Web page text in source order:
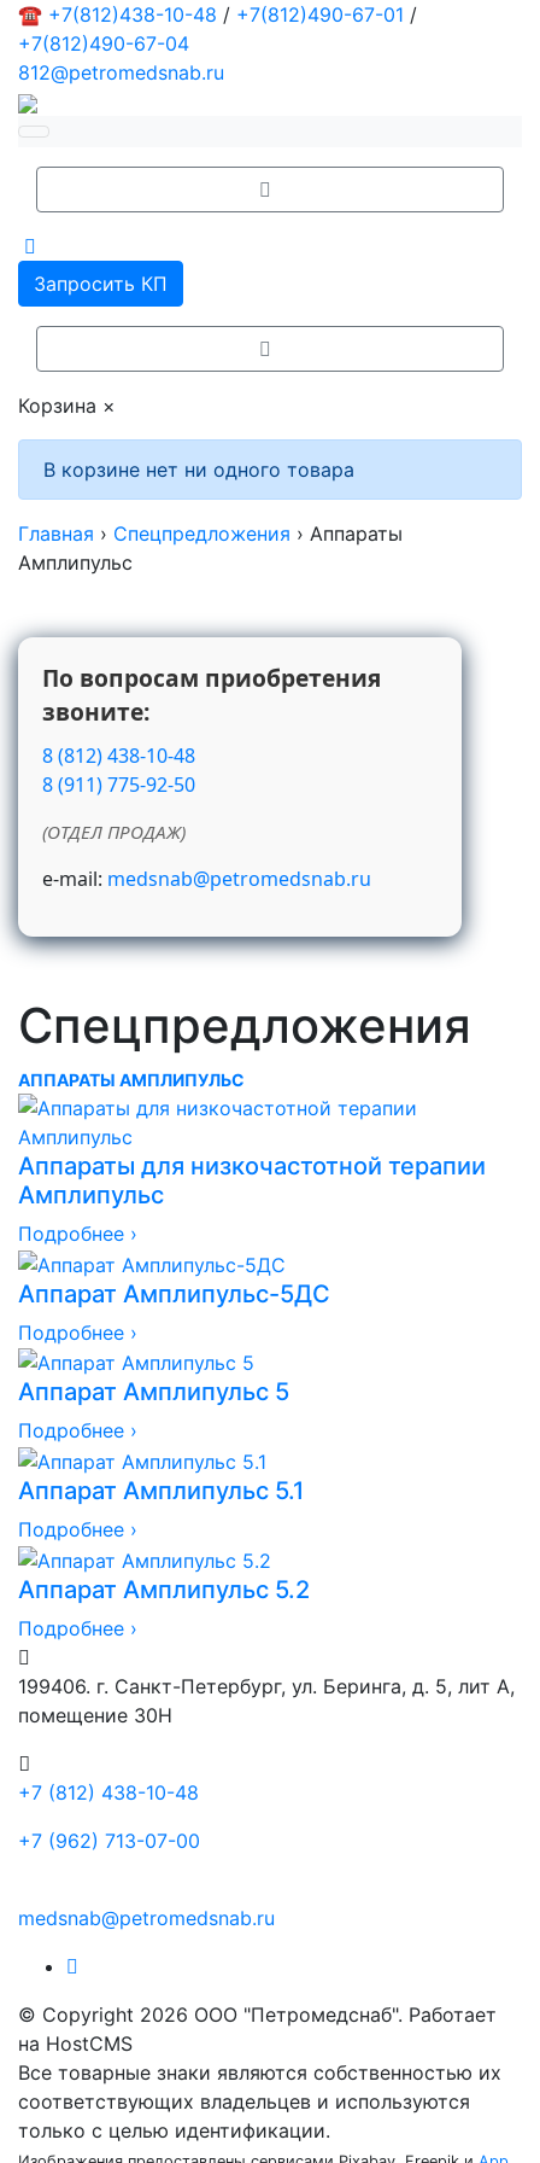
☎ +7(812)438-10-48 / +7(812)490-67-01 /
+7(812)490-67-04
812@petromedsnab.ru
Запросить КП
Корзина ×
В корзине нет ни одного товара
Главная › Спецпредложения › Аппараты
Амплипульс
По вопросам приобретения
звоните:
8 (812) 438-10-48
8 (911) 775-92-50
(ОТДЕЛ ПРОДАЖ)
e-mail: medsnab@petromedsnab.ru
Спецпредложения
АППАРАТЫ АМПЛИПУЛЬС
Аппараты для низкочастотной терапии
Амплипульс
Подробнее ›
Аппарат Амплипульс-5ДС
Подробнее ›
Аппарат Амплипульс 5
Подробнее ›
Аппарат Амплипульс 5.1
Подробнее ›
Аппарат Амплипульс 5.2
Подробнее ›
199406. г. Санкт-Петербург, ул. Беринга, д. 5, лит А,
помещение 30Н
+7 (812) 438-10-48
+7 (962) 713-07-00
medsnab@petromedsnab.ru
© Copyright 2026 ООО "Петромедснаб". Работает
на HostCMS
Все товарные знаки являются собственностью их
соответствующих владельцев и используются
только с целью идентификации.